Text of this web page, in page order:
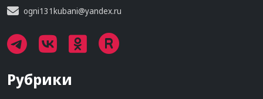
ogni131kubani@yandex.ru
Рубрики